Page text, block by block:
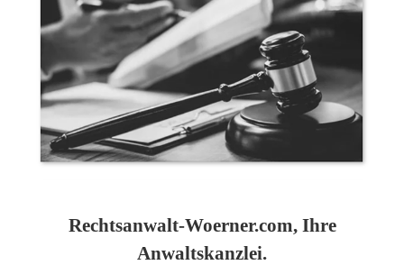
Rechtsanwalt-Woerner.com, Ihre
Anwaltskanzlei.